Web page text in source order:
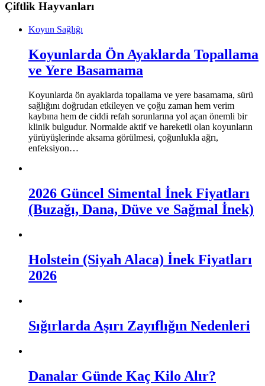
Çiftlik Hayvanları
Koyun Sağlığı
Koyunlarda Ön Ayaklarda Topallama
ve Yere Basamama
Koyunlarda ön ayaklarda topallama ve yere basamama, sürü
sağlığını doğrudan etkileyen ve çoğu zaman hem verim
kaybına hem de ciddi refah sorunlarına yol açan önemli bir
klinik bulgudur. Normalde aktif ve hareketli olan koyunların
yürüyüşlerinde aksama görülmesi, çoğunlukla ağrı,
enfeksiyon…
2026 Güncel Simental İnek Fiyatları
(Buzağı, Dana, Düve ve Sağmal İnek)
Holstein (Siyah Alaca) İnek Fiyatları
2026
Sığırlarda Aşırı Zayıflığın Nedenleri
Danalar Günde Kaç Kilo Alır?